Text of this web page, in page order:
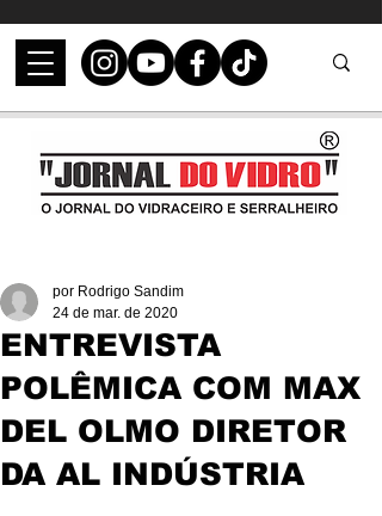
ENTREVISTA
POLÊMICA COM MAX
DEL OLMO DIRETOR
DA AL INDÚSTRIA
por Rodrigo Sandim
24 de mar. de 2020